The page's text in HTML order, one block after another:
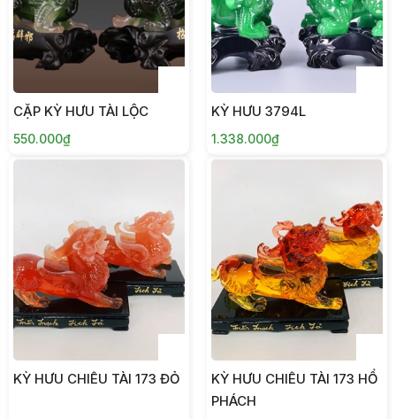
CẶP KỲ HƯU TÀI LỘC
550.000₫
KỲ HƯU 3794L
1.338.000₫
KỲ HƯU CHIÊU TÀI 173 ĐỎ
KỲ HƯU CHIÊU TÀI 173 HỔ
PHÁCH